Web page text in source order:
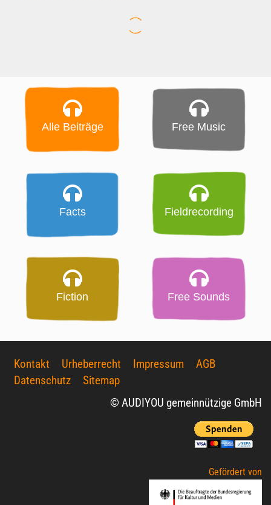
Alle Beiträge Free Music
Facts Fieldrecording
Fiction Free Sounds
Kontakt Urheberrecht Impressum
AGB
Datenschutz
Sitemap
© AUDIYOU gemeinnützige GmbH
Gefördert von